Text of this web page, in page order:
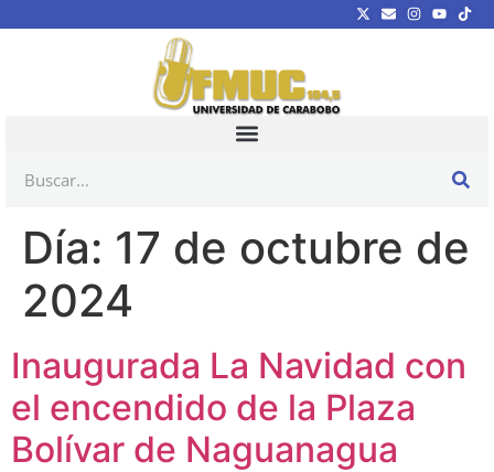
Día: 17 de octubre de
2024
Inaugurada La Navidad con
el encendido de la Plaza
Bolívar de Naguanagua